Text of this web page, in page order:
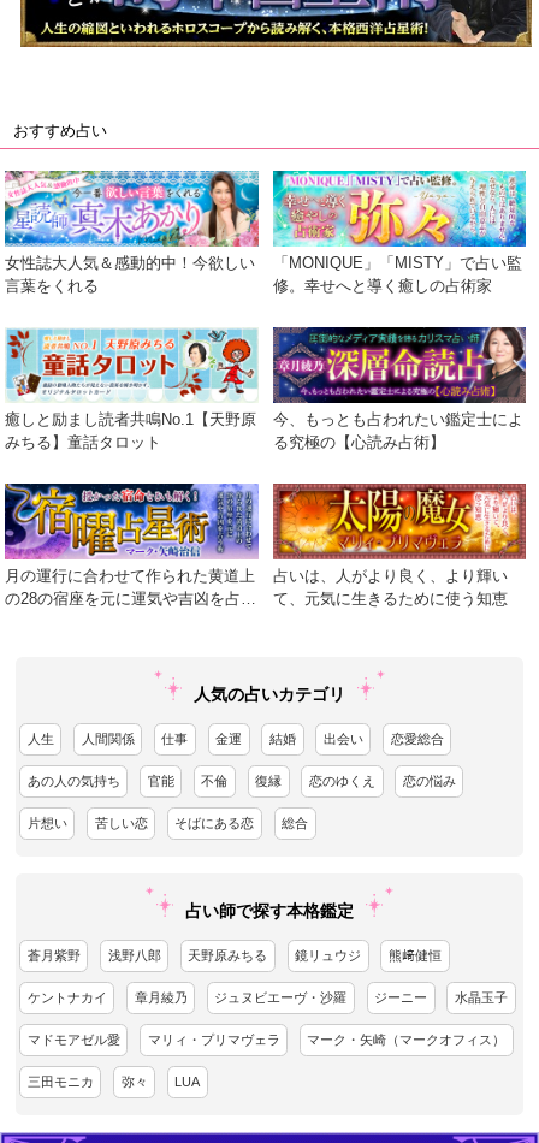
おすすめ占い
女性誌大人気＆感動的中！今欲しい
言葉をくれる
「MONIQUE」「MISTY」で占い監
修。幸せへと導く癒しの占術家
癒しと励まし読者共鳴No.1【天野原
みちる】童話タロット
今、もっとも占われたい鑑定士によ
る究極の【心読み占術】
月の運行に合わせて作られた黄道上
の28の宿座を元に運気や吉凶を占う
占いは、人がより良く、より輝い
て、元気に生きるために使う知恵
人気の占いカテゴリ
人生 人間関係 仕事 金運 結婚 出会い 恋愛総合
あの人の気持ち 官能 不倫 復縁 恋のゆくえ 恋の悩み
片想い 苦しい恋 そばにある恋 総合
占い師で探す本格鑑定
蒼月紫野 浅野八郎 天野原みちる 鏡リュウジ 熊﨑健恒
ケントナカイ 章月綾乃 ジュヌビエーヴ・沙羅 ジーニー 水晶玉子
マドモアゼル愛 マリィ・プリマヴェラ マーク・矢崎（マークオフィス）
三田モニカ 弥々 LUA